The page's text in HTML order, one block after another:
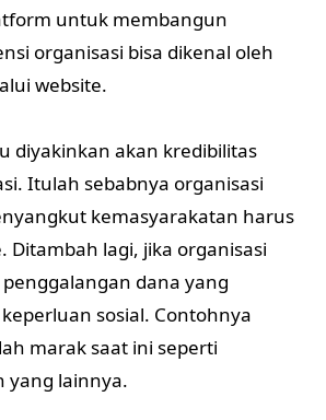
untuk membangun
organisasi bisa dikenal oleh
website.
diyakinkan akan kredibilitas
Itulah sebabnya organisasi
kemasyarakatan harus
Ditambah lagi, jika organisasi
dana yang
sosial. Contohnya
marak saat ini seperti
yang lainnya.